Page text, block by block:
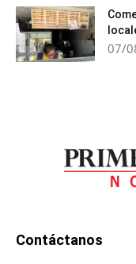
07/
Contáctanos